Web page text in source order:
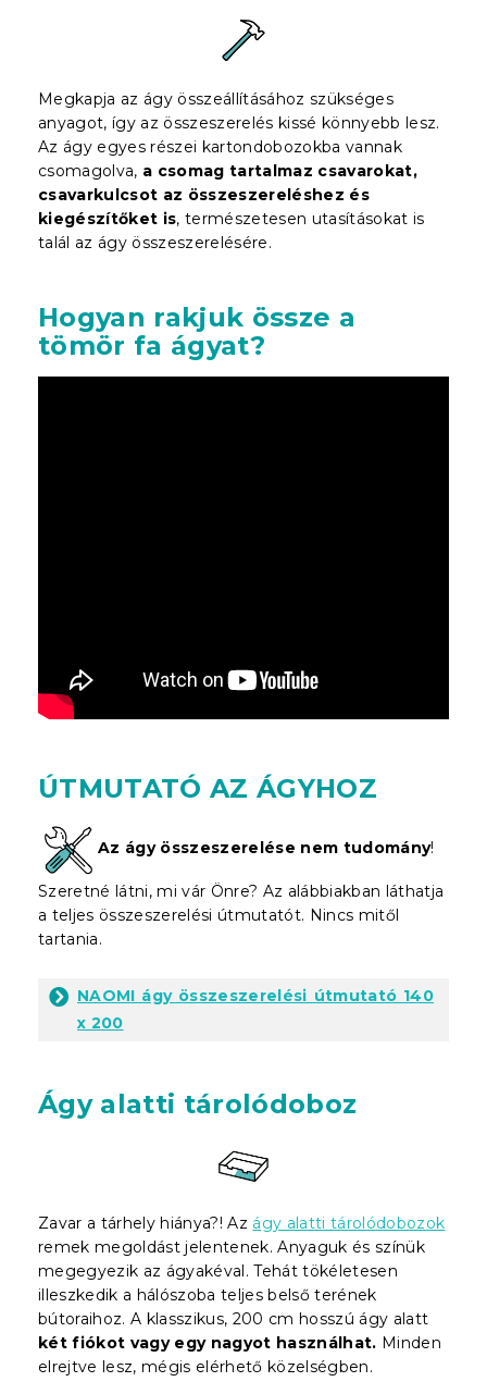
Megkapja az ágy összeállításához szükséges
anyagot, így az összeszerelés kissé könnyebb lesz.
Az ágy egyes részei kartondobozokba vannak
csomagolva, a csomag tartalmaz csavarokat,
csavarkulcsot az összeszereléshez és
kiegészítőket is, természetesen utasításokat is
talál az ágy összeszerelésére.
Hogyan rakjuk össze a
tömör fa ágyat?
ÚTMUTATÓ AZ ÁGYHOZ
Az ágy összeszerelése nem tudomány!
Szeretné látni, mi vár Önre? Az alábbiakban láthatja
a teljes összeszerelési útmutatót. Nincs mitől
tartania.
NAOMI ágy összeszerelési útmutató 140
x 200
Ágy alatti tárolódoboz
Zavar a tárhely hiánya?! Az ágy alatti tárolódobozok
remek megoldást jelentenek. Anyaguk és színük
megegyezik az ágyakéval. Tehát tökéletesen
illeszkedik a hálószoba teljes belső terének
bútoraihoz. A klasszikus, 200 cm hosszú ágy alatt
két fiókot vagy egy nagyot használhat. Minden
elrejtve lesz, mégis elérhető közelségben.